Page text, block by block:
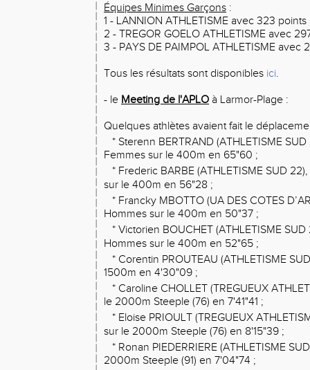
Équipes Minimes Garçons :
1 - LANNION ATHLETISME avec 323 points
2 - TREGOR GOELO ATHLETISME avec
3 - PAYS DE PAIMPOL ATHLETISME avec
Tous les résultats sont disponibles ici.
- le Meeting de l'APLO à Larmor-Plage :
Quelques athlètes avaient fait le
* Sterenn BERTRAND (ATHLETISME SUD
Femmes sur le 400m en 65"60 ;
* Frederic BARBE (ATHLETISME SUD
sur le 400m en 56"28 ;
* Francky MBOTTO (UA DES COTES
Hommes sur le 400m en 50"37 ;
* Victorien BOUCHET (ATHLETISME SUD
Hommes sur le 400m en 52"65 ;
* Corentin PROUTEAU (ATHLETISME
1500m en 4'30"09 ;
* Caroline CHOLLET (TREGUEUX
le 2000m Steeple (76) en 7'41"41 ;
* Eloise PRIOULT (TREGUEUX
sur le 2000m Steeple (76) en 8'15"39 ;
* Ronan PIEDERRIERE (ATHLETISME
2000m Steeple (91) en 7'04"74 ;